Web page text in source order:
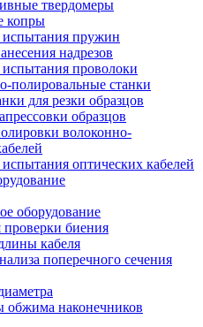
твердомеры
копры
пружин
надрезов
проволоки
полировальные станки
для резки образцов
образцов
волоконно-
оптических кабелей
оборудование
биения
кабеля
поперечного сечения
обжима наконечников